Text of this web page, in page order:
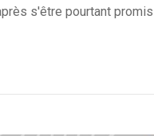
s'être pourtant promis